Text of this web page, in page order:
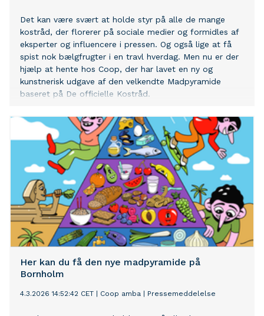
Det kan være svært at holde styr på alle de mange
kostråd, der florerer på sociale medier og formidles af
eksperter og influencere i pressen. Og også lige at få
spist nok bælgfrugter i en travl hverdag. Men nu er der
hjælp at hente hos Coop, der har lavet en ny og
kunstnerisk udgave af den velkendte Madpyramide
baseret på De officielle Kostråd.
Her kan du få den nye madpyramide på
Bornholm
4.3.2026 14:52:42 CET Coop amba Pressemeddelelse